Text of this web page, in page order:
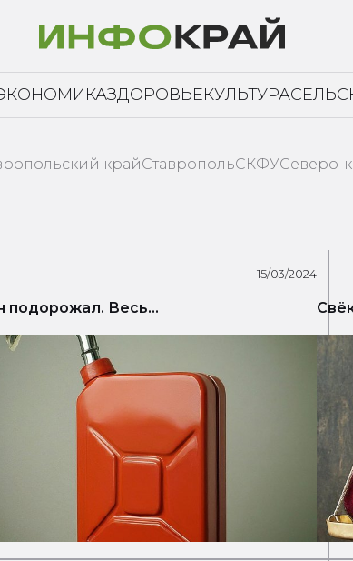
ЗДОРОВЬЕКУЛЬТУРА
крайСтавропольСКФУСеверо-
15/03/2024
подорожал. Весь...